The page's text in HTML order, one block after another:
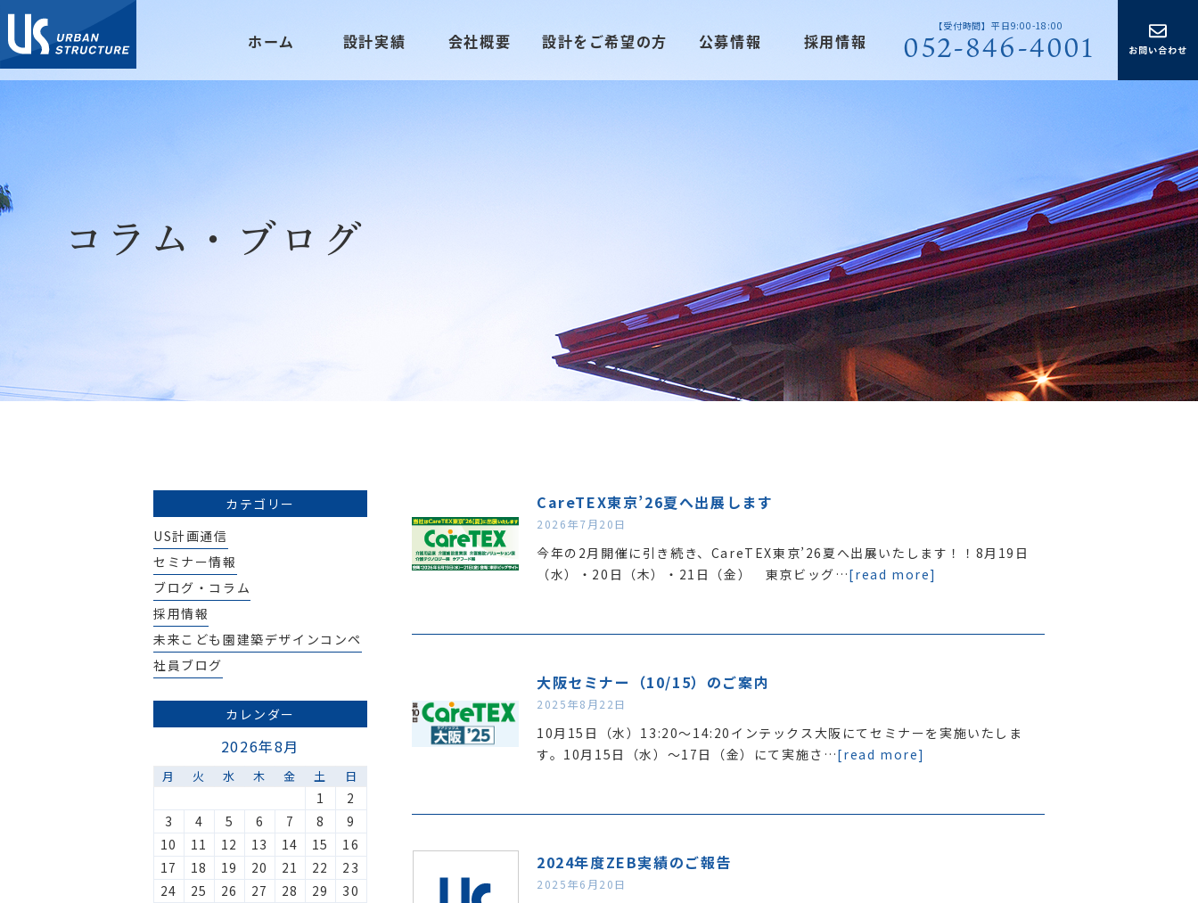
ホーム 設計実績 会社概要 設計をご希望の方 公募情報 採用情報
【受付時間】平日9:00-18:00
052-846-4001
コラム・ブログ
CareTEX東京’26夏へ出展します
2026年7月20日
今年の2月開催に引き続き、CareTEX東京’26夏へ出展いたします！！8月19日
（水）・20日（木）・21日（金） 東京ビッグ…[read more]
大阪セミナー（10/15）のご案内
2025年8月22日
10月15日（水）13:20～14:20インテックス大阪にてセミナーを実施いたしま
す。10月15日（水）～17日（金）にて実施さ…[read more]
2024年度ZEB実績のご報告
2025年6月20日
カテゴリー
US計画通信
セミナー情報
ブログ・コラム
採用情報
未来こども園建築デザインコンペ
社員ブログ
カレンダー
2026年8月
月 火 水 木 金 土 日
1
2
3
4 5 6 7 8
9
10
11 12 13 14 15
16
17
18 19 20 21 22
23
24
25 26 27 28 29
30